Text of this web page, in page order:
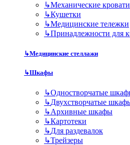
↳Механические кровати
↳Кушетки
↳Медицинские тележки
↳Принадлежности для
↳Медицинские стеллажи
↳Шкафы
↳Одностворчатые
↳Двухстворчатые
↳Архивные шкафы
↳Картотеки
↳Для раздевалок
↳Трейзеры